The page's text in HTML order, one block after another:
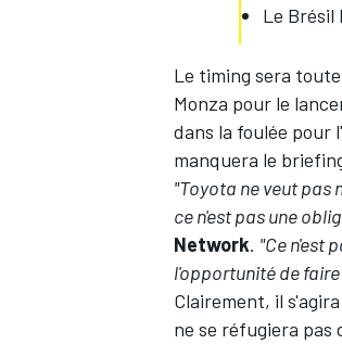
Le Brésil
Le timing sera
Monza pour le
dans la foulée pour
manquera le
"Toyota ne veut pas
ce n'est pas une
Network. "Ce n'est
l'opportunité de
Clairement, il
ne se réfugiera